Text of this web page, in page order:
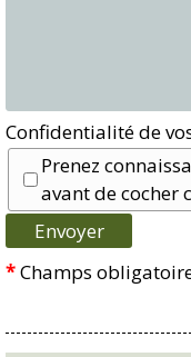
Confidentialité de
Prenez
avant de cocher
*Champs